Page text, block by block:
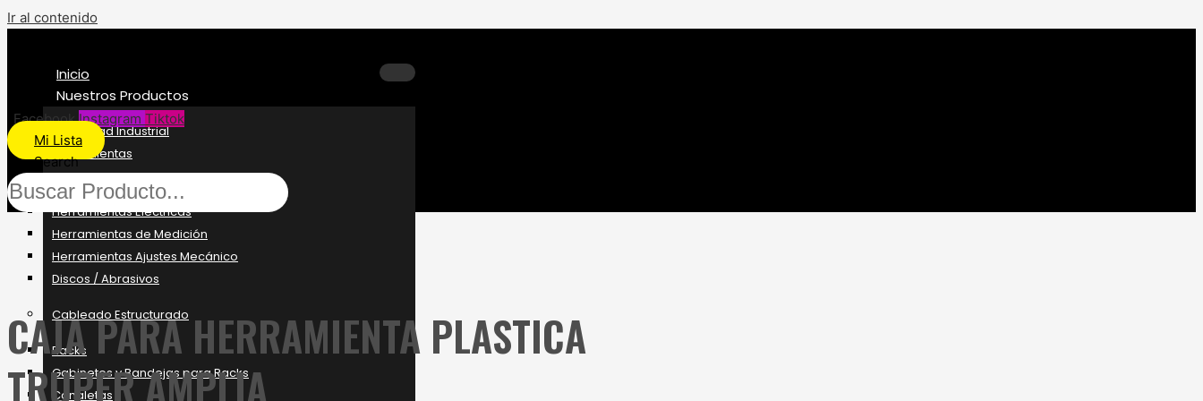
Ir al contenido
Inicio
Nuestros Productos
Seguridad Industrial
Herramientas
Herramientas Manuales
Herramientas Eléctricas
Herramientas de Medición
Herramientas Ajustes Mecánico
Discos / Abrasivos
Cableado Estructurado
Racks
Gabinetes y Bandejas para Racks
Canaletas
Facebook Instagram Tiktok
Mi Lista
Search
CAJA PARA HERRAMIENTA PLASTICA
TRUPER AMPLIA